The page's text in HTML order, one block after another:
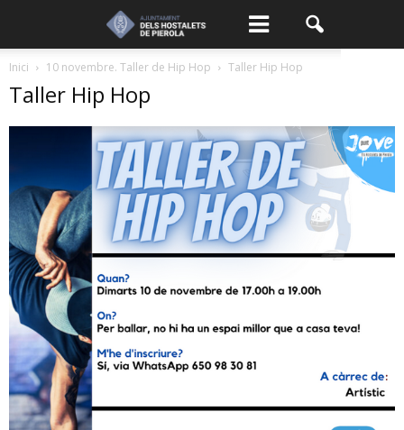
Inici 10 novembre. Taller de Hip Hop Taller Hip Hop
Taller Hip Hop